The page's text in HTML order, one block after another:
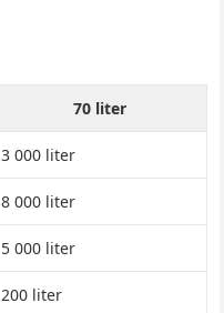
70 liter
3 000 liter
8 000 liter
5 000 liter
200 liter